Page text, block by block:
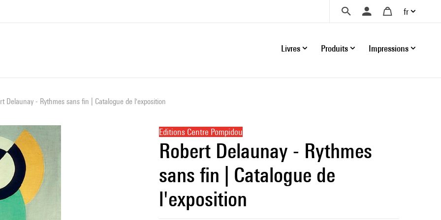
fr
Livres Produits Impressions
Delaunay - Rythmes sans fin | Catalogue de l'exposition
Editions Centre Pompidou
Robert Delaunay - Rythmes
sans fin | Catalogue de
l'exposition